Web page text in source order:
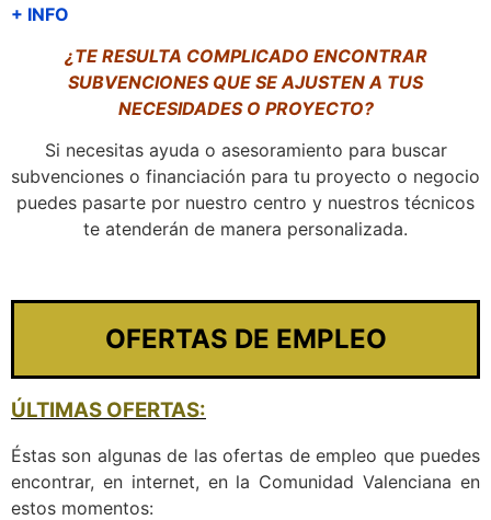
+ INFO
¿TE RESULTA COMPLICADO ENCONTRAR
SUBVENCIONES QUE SE AJUSTEN A TUS
NECESIDADES O PROYECTO?
Si necesitas ayuda o asesoramiento para buscar
subvenciones o financiación para tu proyecto o negocio
puedes pasarte por nuestro centro y nuestros técnicos
te atenderán de manera personalizada.
OFERTAS DE EMPLEO
ÚLTIMAS OFERTAS:
Éstas son algunas de las ofertas de empleo que puedes
encontrar, en internet, en la Comunidad Valenciana en
estos momentos: